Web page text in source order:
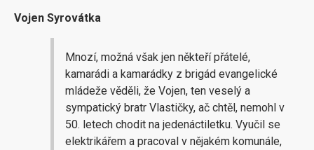
Vojen Syrovátka
Mnozí, možná však jen někteří přátelé,
kamarádi a kamarádky z brigád evangelické
mládeže věděli, že Vojen, ten veselý a
sympatický bratr Vlastičky, ač chtěl, nemohl v
50. letech chodit na jedenáctiletku. Vyučil se
elektrikářem a pracoval v nějakém komunále,